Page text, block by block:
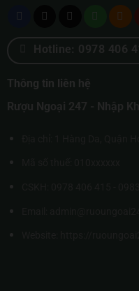
Hotline: 0978 406
Thông tin liên hệ
Rượu Ngoại 247 - Nhập